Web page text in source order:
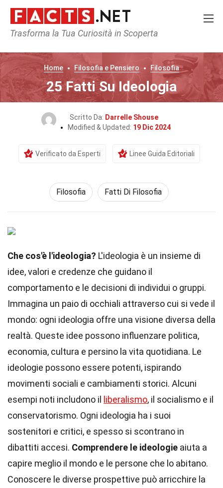
Trasforma la Tua Curiosità in Scoperta
Home Filosofia e Pensiero Filosofia
25 Fatti Su Ideologia
Scritto Da: Darrelle Shouse
Modified & Updated: 19 Dic 2024
Verificato da Esperti Linee Guida Editoriali
Filosofia Fatti Di Filosofia
Che cos'è l'ideologia? L'ideologia è un insieme di
idee, valori e credenze che guidano il
comportamento e le decisioni di individui o gruppi.
Immagina un paio di occhiali attraverso cui si vede il
mondo: ogni ideologia offre una visione diversa della
realtà. Queste idee possono influenzare politica,
economia, cultura e persino la vita quotidiana. Le
ideologie possono essere potenti, ispirando
movimenti sociali e cambiamenti storici. Alcuni
esempi noti includono il
liberalismo, il socialismo e il
conservatorismo. Ogni ideologia ha i suoi
sostenitori e critici, e spesso si scontrano in
dibattiti accesi. Comprendere le ideologie aiuta a
capire meglio il mondo e le persone che lo abitano.
Conoscere le diverse prospettive può arricchire la